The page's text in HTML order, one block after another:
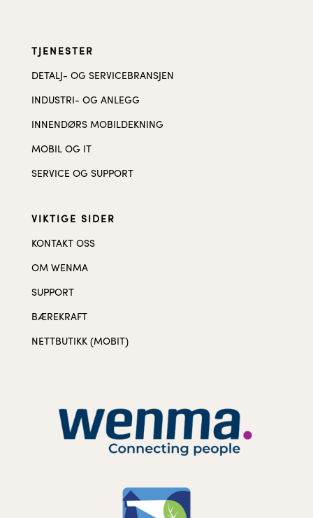
TJENESTER
DETALJ- OG SERVICEBRANSJEN
INDUSTRI- OG ANLEGG
INNENDØRS MOBILDEKNING
MOBIL OG IT
SERVICE OG SUPPORT
VIKTIGE SIDER
KONTAKT OSS
OM WENMA
SUPPORT
BÆREKRAFT
NETTBUTIKK (MOBIT)